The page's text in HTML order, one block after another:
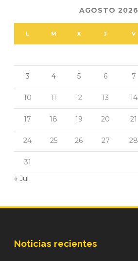
AGOSTO 2026
L M X J V
3 4 5 6 7
10 11 12 13 14
17 18 19 20 21
24 25 26 27 28
31
« Jul
Noticias recientes